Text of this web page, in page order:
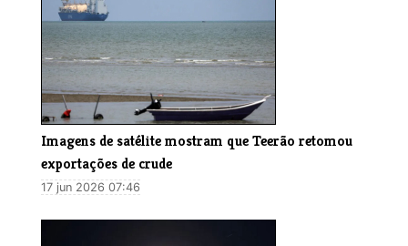
Imagens de satélite mostram que Teerão retomou
exportações de crude
17 jun 2026 07:46